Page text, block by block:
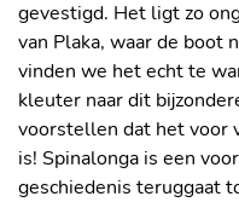
gevestigd. Het ligt zo
van Plaka, waar de boot
vinden we het echt te
kleuter naar dit
voorstellen dat het voor
is! Spinalonga is een
geschiedenis teruggaat